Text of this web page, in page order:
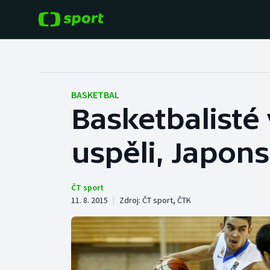
Hokej
Tenis
Cyklistika
Baseball a softbal
Basketbal
Boby a skeleton
Box
BASKETBAL
uspěli,
ČT sport
11. 8. 2015 | Zdroj: ČT sport, ČTK